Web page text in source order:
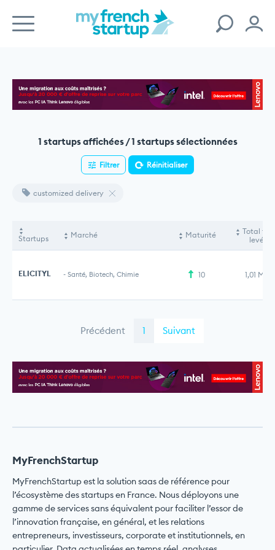
1 startups affichées / 1 startups sélectionnées
Filtrer Réinitialiser
customized delivery
Startups Marché Maturité
Total
levés
ELICITYL - Santé, Biotech, Chimie 10 1,01 M€
Précédent 1 Suivant
MyFrenchStartup
MyFrenchStartup est la solution saas de référence pour
l’écosystème des startups en France. Nous déployons une
gamme de services sans équivalent pour faciliter l’essor de
l’innovation française, en général, et les relations
entrepreneurs, investisseurs, corporate et institutionnels, en